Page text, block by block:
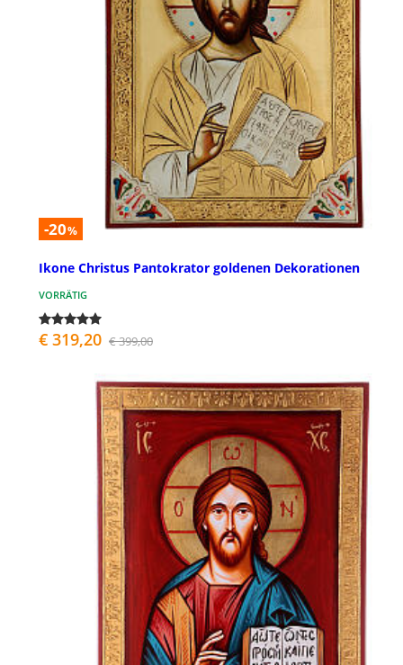
-20%
Ikone Christus Pantokrator goldenen Dekorationen
VORRÄTIG
€ 319,20 € 399,00